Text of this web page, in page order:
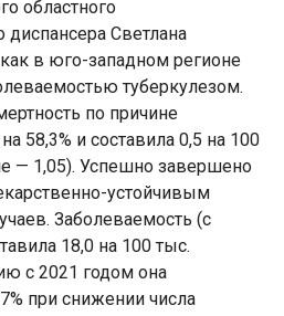
областного
диспансера Светлана
в юго-западном регионе
туберкулезом.
по причине
58,3% и составила 0,5 на 100
— 1,05). Успешно завершено
устойчивым
Заболеваемость (с
18,0 на 100 тыс.
с 2021 годом она
при снижении числа